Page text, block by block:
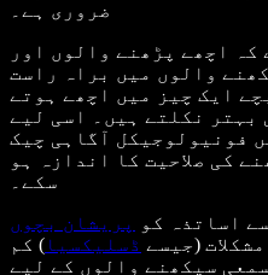
کہ اچھے پڑھنے والوں اور
والوں میں براہ راست
ایک چیز میں اچھے ہوتے
بہتر نکلتے ہیں۔ اسی لیے
فونیولوجیکل آگاہی چیک
کی صلاحیت کا اندازہ ہو
اساتذہ کو
پریشان بچوں
(جیسے ڈسلیکسیا ) کم
سیکھنے والوں کے لیے